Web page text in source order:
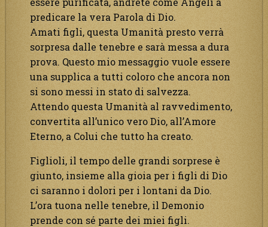
predicare la vera Parola di Dio.
Amati figli, questa Umanità presto verrà
sorpresa dalle tenebre e sarà messa a dura
prova. Questo mio messaggio vuole essere
una supplica a tutti coloro che ancora non
si sono messi in stato di salvezza.
Attendo questa Umanità al ravvedimento,
convertita all’unico vero Dio, all’Amore
Eterno, a Colui che tutto ha creato.
Figlioli, il tempo delle grandi sorprese è
giunto, insieme alla gioia per i figli di Dio
ci saranno i dolori per i lontani da Dio.
L’ora tuona nelle tenebre, il Demonio
prende con sé parte dei miei figli.